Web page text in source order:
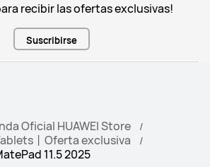
recibir las ofertas exclusivas!
Suscribirse
Oficial HUAWEI Store
丨Oferta exclusiva
11.5 2025